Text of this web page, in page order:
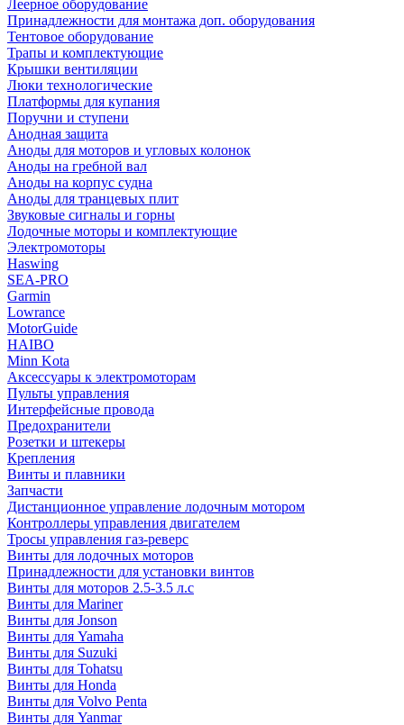
Леерное оборудование
Принадлежности для монтажа доп. оборудования
Тентовое оборудование
Трапы и комплектующие
Крышки вентиляции
Люки технологические
Платформы для купания
Поручни и ступени
Анодная защита
Аноды для моторов и угловых колонок
Аноды на гребной вал
Аноды на корпус судна
Аноды для транцевых плит
Звуковые сигналы и горны
Лодочные моторы и комплектующие
Электромоторы
Haswing
SEA-PRO
Garmin
Lowrance
MotorGuide
HAIBO
Minn Kota
Аксессуары к электромоторам
Пульты управления
Интерфейсные провода
Предохранители
Розетки и штекеры
Крепления
Винты и плавники
Запчасти
Дистанционное управление лодочным мотором
Контроллеры управления двигателем
Тросы управления газ-реверс
Винты для лодочных моторов
Принадлежности для установки винтов
Винты для моторов 2.5-3.5 л.с
Винты для Mariner
Винты для Jonson
Винты для Yamaha
Винты для Suzuki
Винты для Tohatsu
Винты для Honda
Винты для Volvo Penta
Винты для Yanmar